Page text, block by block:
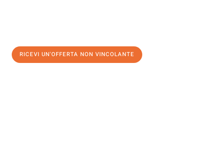
RICEVI UN'OFFERTA NON VINCOLANTE